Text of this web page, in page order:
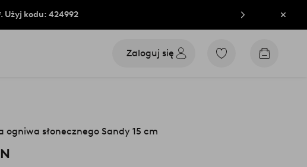
Użyj kodu: 424992
Zaloguj się
Przejdź
Przejdź
ogniwa słonecznego Sandy 15 cm